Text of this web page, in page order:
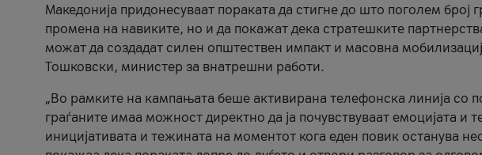
Македонија придонесуваат пораката да стигне до што поголем број
промена на навиките, но и да покажат дека стратешките
можат да создадат силен општествен импакт и масовна
Тошковски, министер за внатрешни работи.
„Во рамките на кампањата беше активирана телефонска линија со
граѓаните имаа можност директно да ја почувствуваат емоцијата и
иницијативата и тежината на моментот кога еден повик останува